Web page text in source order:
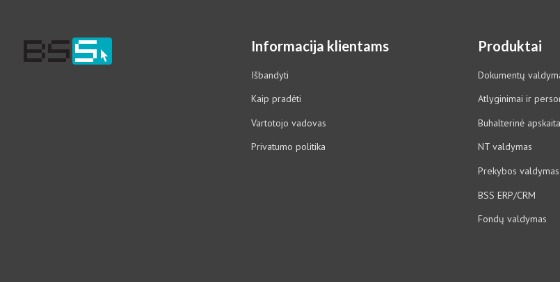
Informacija klientams
Išbandyti
Kaip pradėti
Vartotojo vadovas
Privatumo politika
Produktai
Dokumentų
Atlyginimai ir
Buhalterinė apskaita
NT valdymas
Prekybos valdymas
BSS ERP/CRM
Fondų valdymas